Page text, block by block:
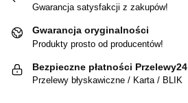
Gwarancja satysfakcji z zakupów!
Gwarancja oryginalności
Produkty prosto od producentów!
Bezpieczne płatności Przelewy24
Przelewy błyskawiczne / Karta / BLIK